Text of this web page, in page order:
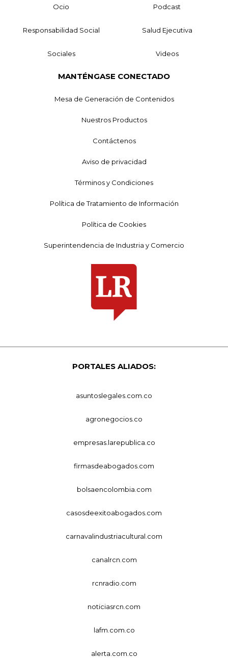
Ocio Podcast
Responsabilidad Social Salud Ejecutiva
Sociales Videos
MANTÉNGASE CONECTADO
Mesa de Generación de Contenidos
Nuestros Productos
Contáctenos
Aviso de privacidad
Términos y Condiciones
Política de Tratamiento de Información
Política de Cookies
Superintendencia de Industria y Comercio
PORTALES ALIADOS:
asuntoslegales.com.co
agronegocios.co
empresas.larepublica.co
firmasdeabogados.com
bolsaencolombia.com
casosdeexitoabogados.com
carnavalindustriacultural.com
canalrcn.com
rcnradio.com
noticiasrcn.com
lafm.com.co
alerta.com.co